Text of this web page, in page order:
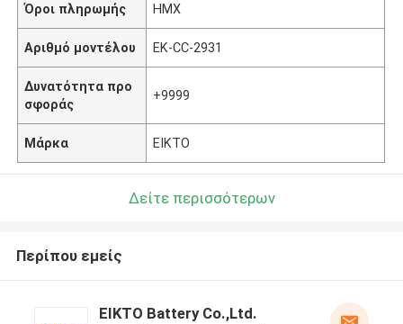
Όροι πληρωμής ΗΜΧ
Αριθμό μοντέλου EK-CC-2931
Δυνατότητα προ
σφοράς
+9999
Μάρκα EIKTO
Δείτε περισσότερων
Περίπου εμείς
EIKTO Battery Co.,Ltd.